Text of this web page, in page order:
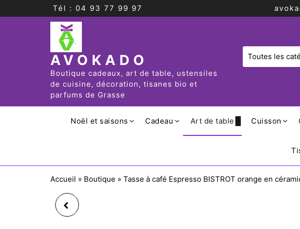
Tél : 04 93 77 99 97
AVOKADO
Boutique cadeaux, art de table, ustensiles
de cuisine, décoration, tisanes bio et
parfums de Grasse
Noël et saisons Cadeau Art de table Cuisson
Accueil » Boutique » Tasse à café Espresso BISTROT orange en